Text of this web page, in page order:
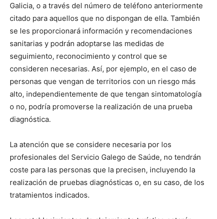
Galicia, o a través del número de teléfono anteriormente
citado para aquellos que no dispongan de ella. También
se les proporcionará información y recomendaciones
sanitarias y podrán adoptarse las medidas de
seguimiento, reconocimiento y control que se
consideren necesarias. Así, por ejemplo, en el caso de
personas que vengan de territorios con un riesgo más
alto, independientemente de que tengan sintomatología
o no, podría promoverse la realización de una prueba
diagnóstica.
La atención que se considere necesaria por los
profesionales del Servicio Galego de Saúde, no tendrán
coste para las personas que la precisen, incluyendo la
realización de pruebas diagnósticas o, en su caso, de los
tratamientos indicados.